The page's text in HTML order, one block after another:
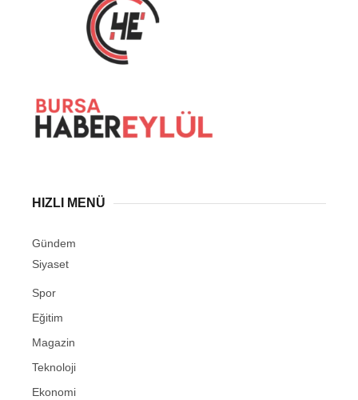
HIZLI MENÜ
Gündem
Siyaset
Spor
Eğitim
Magazin
Teknoloji
Ekonomi